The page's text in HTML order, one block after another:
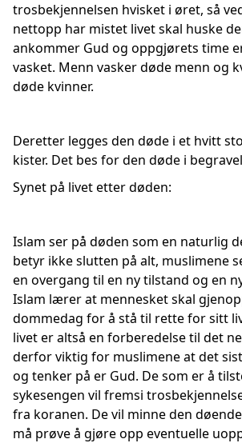
trosbekjennelsen hvisket i øret, så
nettopp har mistet livet skal huske
ankommer Gud og oppgjørets time
vasket. Menn vasker døde menn og
døde kvinner.
Deretter legges den døde i et hvitt
kister. Det bes for den døde i
Synet på livet etter døden:
Islam ser på døden som en naturlig
betyr ikke slutten på alt, muslimene
en overgang til en ny tilstand og en
Islam lærer at mennesket skal
dommedag for å stå til rette for sitt
livet er altså en forberedelse til det
derfor viktig for muslimene at det
og tenker på er Gud. De som er å
sykesengen vil fremsi
fra koranen. De vil minne den
må prøve å gjøre opp eventuelle